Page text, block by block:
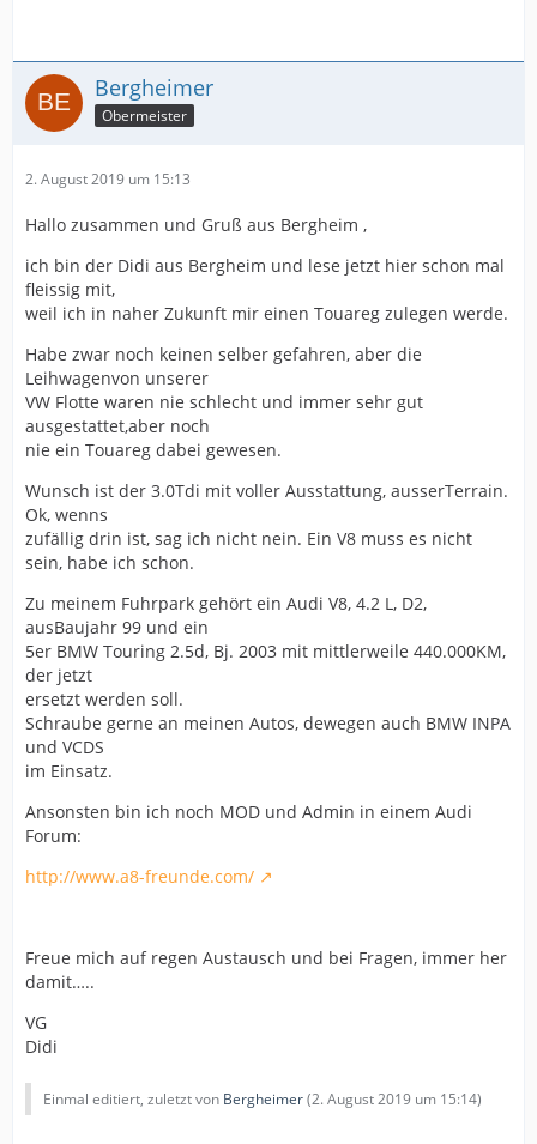
Bergheimer
Obermeister
2. August 2019 um 15:13
Hallo zusammen und Gruß aus Bergheim ,
ich bin der Didi aus Bergheim und lese jetzt hier schon mal
fleissig mit,
weil ich in naher Zukunft mir einen Touareg zulegen werde.
Habe zwar noch keinen selber gefahren, aber die
Leihwagenvon unserer
VW Flotte waren nie schlecht und immer sehr gut
ausgestattet,aber noch
nie ein Touareg dabei gewesen.
Wunsch ist der 3.0Tdi mit voller Ausstattung, ausserTerrain.
Ok, wenns
zufällig drin ist, sag ich nicht nein. Ein V8 muss es nicht
sein, habe ich schon.
Zu meinem Fuhrpark gehört ein Audi V8, 4.2 L, D2,
ausBaujahr 99 und ein
5er BMW Touring 2.5d, Bj. 2003 mit mittlerweile 440.000KM,
der jetzt
ersetzt werden soll.
Schraube gerne an meinen Autos, dewegen auch BMW INPA
und VCDS
im Einsatz.
Ansonsten bin ich noch MOD und Admin in einem Audi
Forum:
http://www.a8-freunde.com/
Freue mich auf regen Austausch und bei Fragen, immer her
damit…..
VG
Didi
Einmal editiert, zuletzt von Bergheimer(2. August 2019 um 15:14)